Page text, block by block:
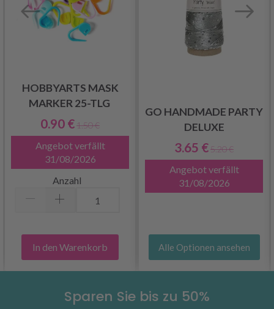
HOBBYARTS MASK
MARKER 25-TLG
0.90 €1.50 €
Angebot verfällt
31/08/2026
Anzahl
In den Warenkorb
GO HANDMADE PARTY
DELUXE
3.65 €5.20 €
Angebot verfällt
31/08/2026
Alle Optionen ansehen
Sparen Sie bis zu 50%